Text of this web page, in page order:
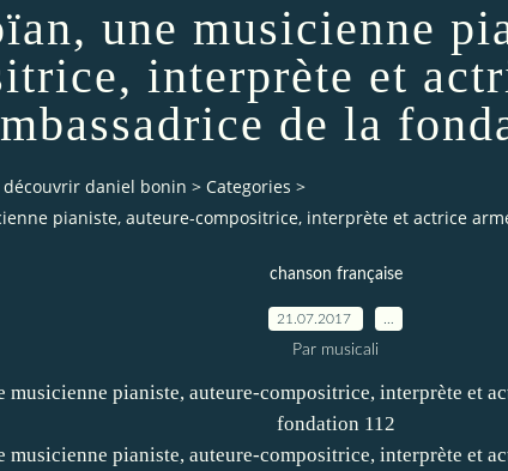
une musicienne
interprète et
de la
daniel bonin > Categories >
pianiste, auteure-compositrice, interprète et actrice
chanson française
21.07.2017
Par musicali